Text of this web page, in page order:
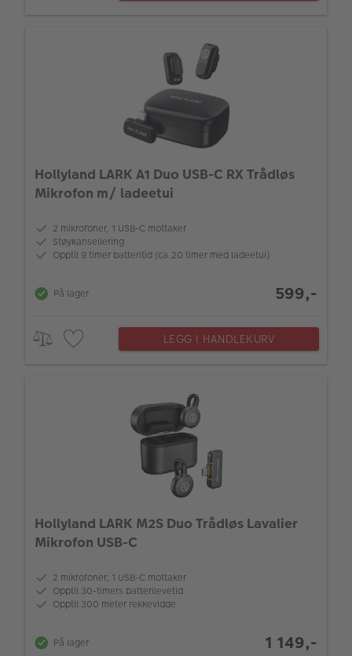
Hollyland LARK A1 Duo USB-C RX Trådløs
Mikrofon m/ ladeetui
2 mikrofoner, 1 USB-C mottaker
Støykansellering
Opptil 9 timer batteritid (ca.20 timer med ladeetui)
På lager 599,-
LEGG I HANDLEKURV
Hollyland LARK M2S Duo Trådløs Lavalier
Mikrofon USB-C
2 mikrofoner, 1 USB-C mottaker
Opptil 30-timers batterilevetid
Opptil 300 meter rekkevidde
På lager 1 149,-